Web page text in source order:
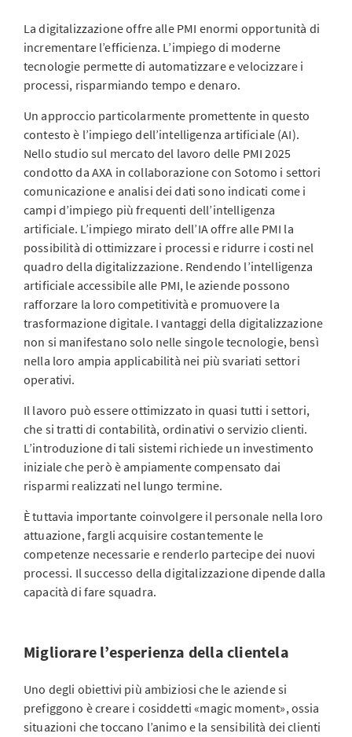
La digitalizzazione offre alle PMI enormi opportunità di
incrementare l’efficienza. L’impiego di moderne
tecnologie permette di automatizzare e velocizzare i
processi, risparmiando tempo e denaro.
Un approccio particolarmente promettente in questo
contesto è l’impiego dell’intelligenza artificiale (AI).
Nello studio sul mercato del lavoro delle PMI 2025
condotto da AXA in collaborazione con Sotomo i settori
comunicazione e analisi dei dati sono indicati come i
campi d’impiego più frequenti dell’intelligenza
artificiale. L’impiego mirato dell’IA offre alle PMI la
possibilità di ottimizzare i processi e ridurre i costi nel
quadro della digitalizzazione. Rendendo l’intelligenza
artificiale accessibile alle PMI, le aziende possono
rafforzare la loro competitività e promuovere la
trasformazione digitale. I vantaggi della digitalizzazione
non si manifestano solo nelle singole tecnologie, bensì
nella loro ampia applicabilità nei più svariati settori
operativi.
Il lavoro può essere ottimizzato in quasi tutti i settori,
che si tratti di contabilità, ordinativi o servizio clienti.
L’introduzione di tali sistemi richiede un investimento
iniziale che però è ampiamente compensato dai
risparmi realizzati nel lungo termine.
È tuttavia importante coinvolgere il personale nella loro
attuazione, fargli acquisire costantemente le
competenze necessarie e renderlo partecipe dei nuovi
processi. Il successo della digitalizzazione dipende dalla
capacità di fare squadra.
Migliorare l’esperienza della clientela
Uno degli obiettivi più ambiziosi che le aziende si
prefiggono è creare i cosiddetti «magic moment», ossia
situazioni che toccano l’animo e la sensibilità dei clienti